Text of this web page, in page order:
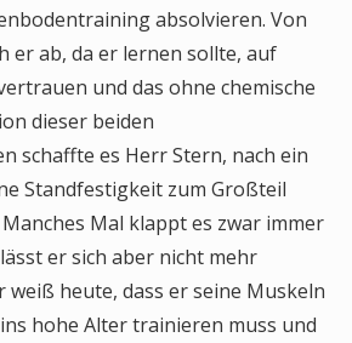
absolvieren. Von
er ab, da er lernen sollte, auf
und das ohne chemische
dieser beiden
schaffte es Herr Stern, nach ein
Standfestigkeit zum Großteil
Mal klappt es zwar immer
er sich aber nicht mehr
weiß heute, dass er seine Muskeln
hohe Alter trainieren muss und